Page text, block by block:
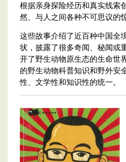
根据亲身探险经历和真实线索
然、与人之间各种不可思议的
这些故事介绍了近百种中国全
状，披露了很多奇闻、秘闻或
开了野生动物原生态的生命世
的野生动物科普知识和野外安
性、文学性和知识性的统一。